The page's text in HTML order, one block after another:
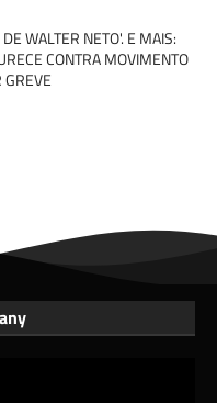
WALTER NETO'. E MAIS:
CONTRA MOVIMENTO
GREVE